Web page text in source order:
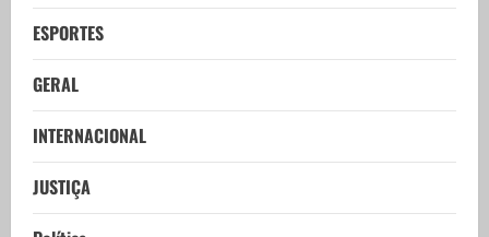
ESPORTES
GERAL
INTERNACIONAL
JUSTIÇA